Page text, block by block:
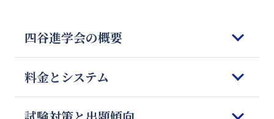
四谷進学会の概要
四谷進学会の理念
料金とシステム